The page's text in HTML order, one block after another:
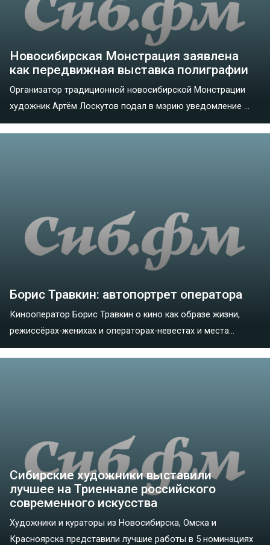
Новосибирская Монстрация заявлена
как передвижная выставка полиграфии
Организатор традиционной новосибирской Монстрации
художник Артём Лоскутов подал в мэрию уведомление ...
Борис Травкин: автопортрет оператора
Кинооператор Борис Травкин о кино как образе жизни,
режиссёрах-женихах и операторах-невестах и места...
Сибирские художники выставили
лучшее на Триеннале российского
современного искусства
Художники и кураторы из Новосибирска, Омска и
Красноярска представили лучшие работы в 5 номинациях